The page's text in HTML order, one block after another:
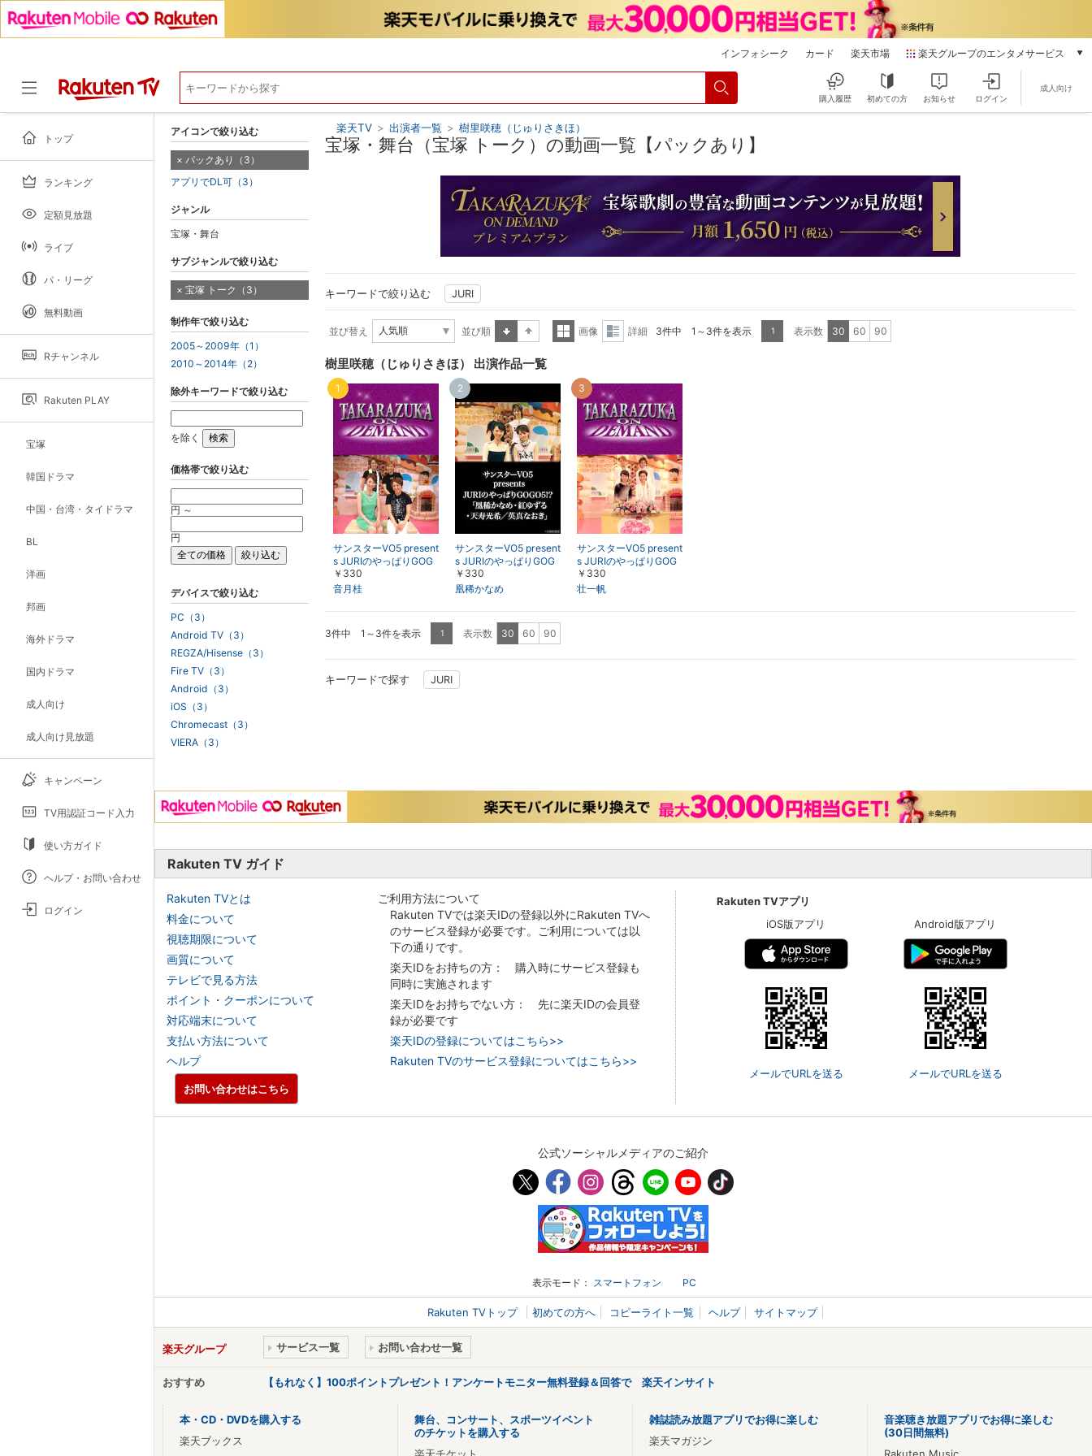
インフォシーク カード 楽天市場 楽天グループのエンタメサービス
本/ゲーム/CD/DVD
動画配信
購入履歴 初めての方 お知らせ ログイン
成人向け
トップ
ランキング
定額見放題
ライブ
パ・リーグ
無料動画
Rチャンネル
Rakuten PLAY
宝塚
韓国ドラマ
中国・台湾・タイドラマ
BL
洋画
邦画
海外ドラマ
国内ドラマ
成人向け
成人向け見放題
キャンペーン
TV用認証コード入力
使い方ガイド
ヘルプ・お問い合わせ
ログイン
楽天TV > 出演者一覧 > 樹里咲穂（じゅりさきほ）
宝塚・舞台（宝塚 トーク）の動画一覧【パックあり】
キーワードで絞り込む JURI
並び替え
並び順
画像
詳細 3件中 1～3件を表示 1 表示数 30 60 90
樹里咲穂（じゅりさきほ） 出演作品一覧
サンスターVO5 present
s JURIのやっぱりGOG
O5!?「音月桂・彩那
音・香綾しずる」
￥330
音月桂
1
サンスターVO5 present
s JURIのやっぱりGOG
O5!?「凰稀かなめ・紅
ゆずる・天寿光希／英
￥330
凰稀かなめ
2
サンスターVO5 present
s JURIのやっぱりGOG
O5!?「壮一帆・華形ひ
かる・真野すがた」
￥330
壮一帆
3
3件中 1～3件を表示 1 表示数 30 60 90
キーワードで探す JURI
アイコンで絞り込む
パックあり（3）
アプリでDL可（3）
ジャンル
宝塚・舞台
サブジャンルで絞り込む
宝塚 トーク（3）
制作年で絞り込む
2005～2009年（1）
2010～2014年（2）
除外キーワードで絞り込む
を除く
価格帯で絞り込む
円 ～
円
デバイスで絞り込む
PC（3）
Android TV（3）
REGZA/Hisense（3）
Fire TV（3）
Android（3）
iOS（3）
Chromecast（3）
VIERA（3）
Rakuten TV ガイド
Rakuten TVとは
料金について
視聴期限について
画質について
テレビで見る方法
ポイント・クーポンについて
対応端末について
支払い方法について
ヘルプ
ご利用方法について
Rakuten TVでは楽天IDの登録以外にRakuten TVへ
のサービス登録が必要です。ご利用については以
下の通りです。
楽天IDをお持ちの方： 購入時にサービス登録も
同時に実施されます
楽天IDをお持ちでない方： 先に楽天IDの会員登
録が必要です
楽天IDの登録についてはこちら>>
Rakuten TVのサービス登録についてはこちら>>
Rakuten TVアプリ
iOS版アプリ
メールでURLを送る
Android版アプリ
メールでURLを送る
お問い合わせはこちら
公式ソーシャルメディアのご紹介
表示モード： スマートフォン PC
Rakuten TVトップ 初めての方へ コピーライト一覧 ヘルプ サイトマップ
楽天グループ サービス一覧 お問い合わせ一覧
おすすめ 【もれなく】100ポイントプレゼント！アンケートモニター無料登録＆回答で 楽天インサイト
本・CD・DVDを購入する
楽天ブックス
舞台、コンサート、スポーツイベント
のチケットを購入する
楽天チケット
雑誌読み放題アプリでお得に楽しむ
楽天マガジン
音楽聴き放題アプリでお得に楽しむ
(30日間無料)
Rakuten Music